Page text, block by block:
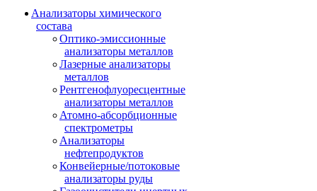
Анализаторы химического
состава
Оптико-эмиссионные
анализаторы металлов
Лазерные анализаторы
металлов
Рентгенофлуоресцентные
анализаторы металлов
Атомно-абсорбционные
спектрометры
Анализаторы
нефтепродуктов
Конвейерные/потоковые
анализаторы руды